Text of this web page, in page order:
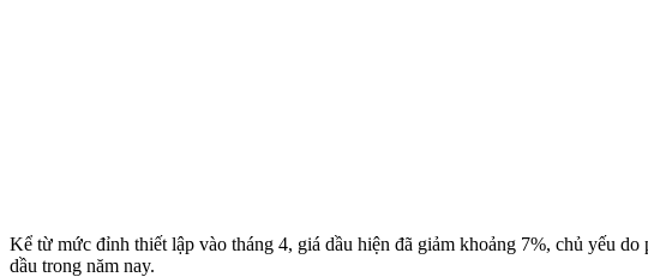
Kể từ mức đỉnh thiết lập vào tháng 4, giá dầu hiện đã giảm khoảng 7%, chủ yếu
dầu trong năm nay.